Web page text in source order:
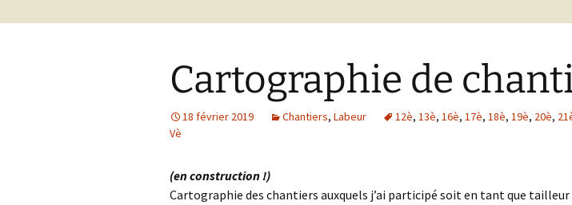
Cartographie de
18 février 2019 Chantiers, Labeur 12è, 13è, 16è, 17è, 18è, 19è, 20è,
Vè
(en construction !)
Cartographie des chantiers auxquels j’ai participé soit en tant que tailleur